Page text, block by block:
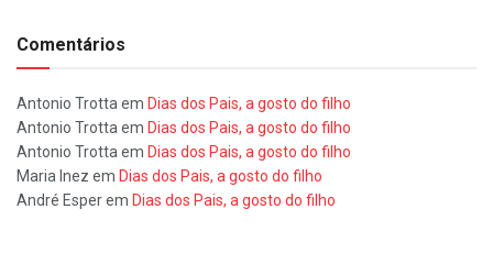
Comentários
Antonio Trottaem Dias dos Pais, a gosto do filho
Antonio Trottaem Dias dos Pais, a gosto do filho
Antonio Trottaem Dias dos Pais, a gosto do filho
Maria Inez em Dias dos Pais, a gosto do filho
André Esperem Dias dos Pais, a gosto do filho